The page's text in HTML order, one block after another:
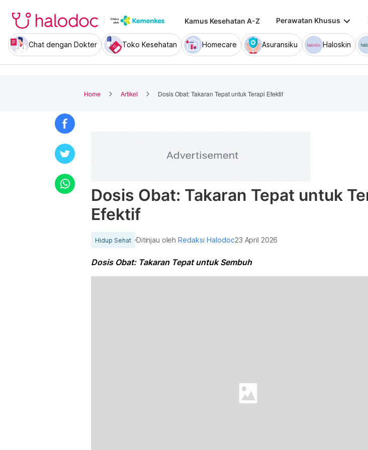
Kamus Kesehatan A-Z Perawatan Khusus keyboard_arrow_down
Chat dengan Dokter Toko Kesehatan Homecare Asuransiku Haloskin
Home Artikel Dosis Obat: Takaran Tepat untuk Terapi Efektif
Dosis Obat: Takaran Tepat untuk
Efektif
Hidup Sehat Ditinjau olehRedaksi Halodoc23 April 2026
Dosis Obat: Takaran Tepat untuk Sembuh